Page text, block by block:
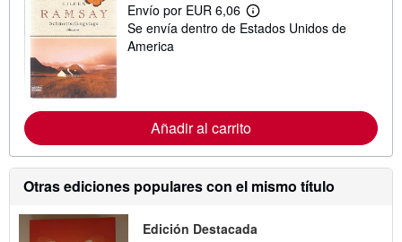
Envío por EUR 6,06
M
á
r
n
b
Se envía dentro de Estados Unidos de
America
Añadir al carrito
Otras ediciones populares con el mismo título
Edición Destacada